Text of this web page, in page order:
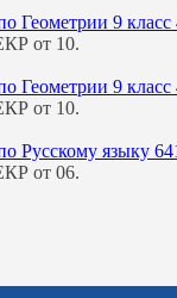
Геометрии 9 класс
от 10.
Геометрии 9 класс
от 10.
Русскому языку
от 06.